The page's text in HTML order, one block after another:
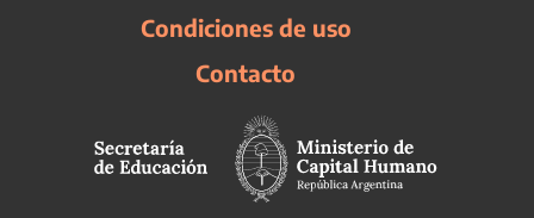
Condiciones de uso
Contacto